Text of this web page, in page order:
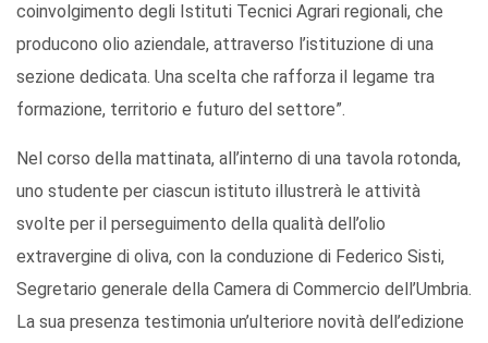
coinvolgimento degli Istituti Tecnici Agrari regionali, che
producono olio aziendale, attraverso l’istituzione di una
sezione dedicata. Una scelta che rafforza il legame tra
formazione, territorio e futuro del settore”.
Nel corso della mattinata, all’interno di una tavola rotonda,
uno studente per ciascun istituto illustrerà le attività
svolte per il perseguimento della qualità dell’olio
extravergine di oliva, con la conduzione di Federico Sisti,
Segretario generale della Camera di Commercio dell’Umbria.
La sua presenza testimonia un’ulteriore novità dell’edizione